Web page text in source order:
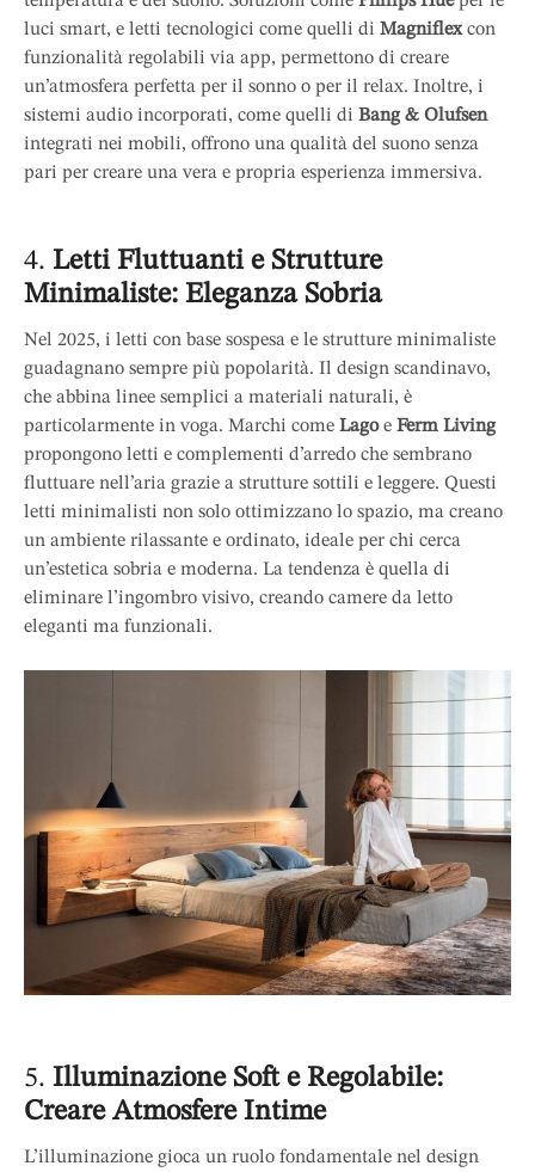
luci smart, e letti tecnologici come quelli di Magniflexcon
funzionalità regolabili via app, permettono di creare
un’atmosfera perfetta per il sonno o per il relax. Inoltre, i
sistemi audio incorporati, come quelli di Bang & Olufsen
integrati nei mobili, offrono una qualità del suono senza
pari per creare una vera e propria esperienza immersiva.
4. Letti Fluttuanti e Strutture
Minimaliste: Eleganza Sobria
Nel 2025, i letti con base sospesa e le strutture minimaliste
guadagnano sempre più popolarità. Il design scandinavo,
che abbina linee semplici a materiali naturali, è
particolarmente in voga. Marchi come Lagoe Ferm Living
propongono letti e complementi d’arredo che sembrano
fluttuare nell’aria grazie a strutture sottili e leggere. Questi
letti minimalisti non solo ottimizzano lo spazio, ma creano
un ambiente rilassante e ordinato, ideale per chi cerca
un’estetica sobria e moderna. La tendenza è quella di
eliminare l’ingombro visivo, creando camere da letto
eleganti ma funzionali.
5. Illuminazione Soft e Regolabile:
Creare Atmosfere Intime
L’illuminazione gioca un ruolo fondamentale nel design